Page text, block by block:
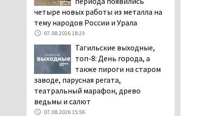
дня запретят
электросамокаты
06.08.2026 11:41
«Я уверен, это бельевая
вошь». Родители 10-
летней девочки
пожаловались на кровососущих
паразитов, которые искусали их
ребёнка в детской больнице
Нижнего Тагила
четыре новых работы из металла на
тему народов России и Урала
07.08.2026 18:23
Тагильские выходные,
топ-8: День города, а
также пироги на старом
заводе, парусная регата,
театральный марафон, древо
ведьмы и салют
07.08.2026 15:56